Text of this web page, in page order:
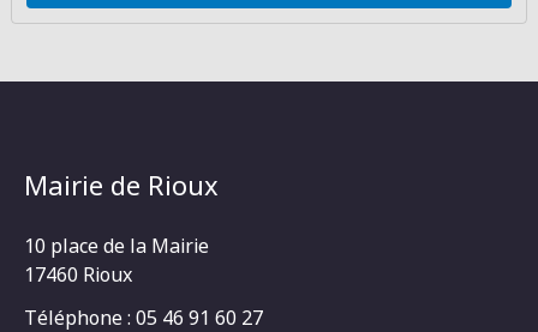
Mairie de Rioux
10 place de la Mairie
17460 Rioux
Téléphone : 05 46 91 60 27